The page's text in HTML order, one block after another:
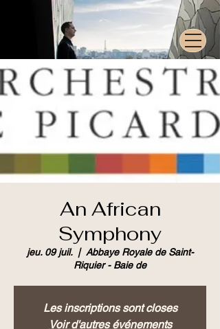
An African
Symphony
jeu. 09 juil.
  |
Abbaye Royale de Saint-
Riquier - Baie de
Les inscriptions sont closes
Voir d'autres événements